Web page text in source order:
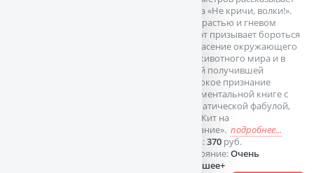
книга «Не кричи, волки!».
Со страстью и гневом
Моуэт призывает бороться
за спасение окружающего
нас животного мира и в
такой получившей
широкое признание
документальной книге с
драматической фабулой,
как «Кит на
заклание». подробнее...
Цена:370руб.
Состояние:Очень
хорошее+